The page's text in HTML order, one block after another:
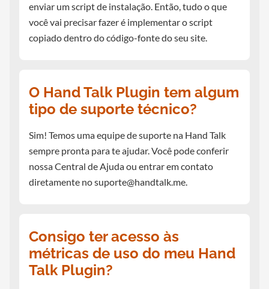
enviar um script de instalação. Então, tudo o que
você vai precisar fazer é implementar o script
copiado dentro do código-fonte do seu site.
O Hand Talk Plugin tem algum
tipo de suporte técnico?
Sim! Temos uma equipe de suporte na Hand Talk
sempre pronta para te ajudar. Você pode conferir
nossa Central de Ajuda ou entrar em contato
diretamente nosuporte@handtalk.me.
Consigo ter acesso às
métricas de uso do meu Hand
Talk Plugin?